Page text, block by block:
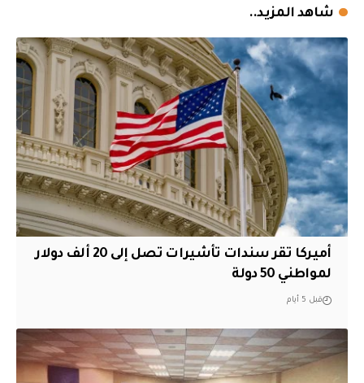
شاهد المزيد..
أميركا تقر سندات تأشيرات تصل إلى 20 ألف دولار
لمواطني 50 دولة
قبل 5 أيام